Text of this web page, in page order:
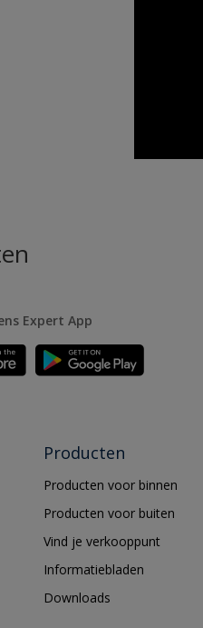
Expert App
Producten
Producten voor binnen
Producten voor buiten
Vind je verkooppunt
Informatiebladen
Downloads